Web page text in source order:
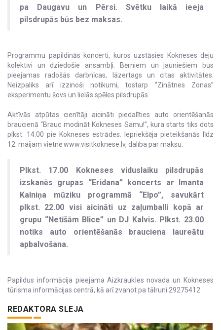
pa Daugavu un Pērsi. Svētku laikā ieeja
pilsdrupās būs bez maksas.
Programmu papildinās koncerti, kuros uzstāsies Kokneses deju
kolektīvi un dziedošie ansambļi. Bērniem un jauniešiem būs
pieejamas radošās darbnīcas, lāzertags un citas aktivitātes.
Neizpaliks arī izzinoši notikumi, tostarp “Zinātnes Zonas”
eksperimentu šovs un lielās spēles pilsdrupās.
Aktīvās atpūtas cienītāji aicināti piedalīties auto orientēšanās
braucienā “Brauc modināt Kokneses Samu!”, kura starts tiks dots
plkst. 14.00 pie Kokneses estrādes. Iepriekšēja pieteikšanās līdz
12. maijam vietnē www.visitkoknese.lv, dalība par maksu.
Plkst. 17.00 Kokneses viduslaiku pilsdrupās
izskanēs grupas “Eridana” koncerts ar Imanta
Kalniņa mūziku programmā “Elpo”, savukārt
plkst. 22.00 visi aicināti uz zaļumballi kopā ar
grupu “Netīšām Blice” un DJ Kalvis. Plkst. 23.00
notiks auto orientēšanās brauciena laureātu
apbalvošana.
Papildus informācija pieejama Aizkraukles novada un Kokneses
tūrisma informācijas centrā, kā arī zvanot pa tālruni 29275412.
REDAKTORA SLEJA